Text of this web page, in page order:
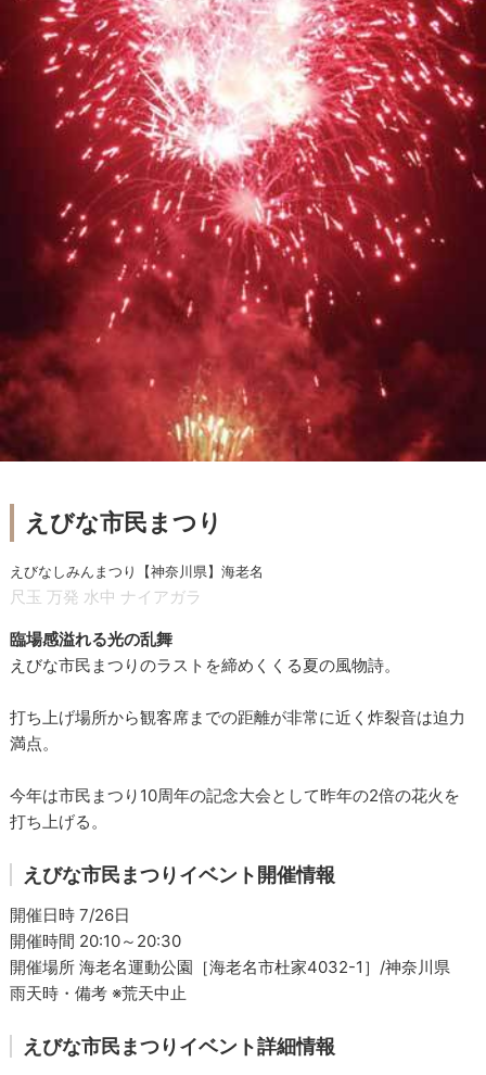
えびな市民まつり
えびなしみんまつり【神奈川県】海老名
尺玉 万発 水中 ナイアガラ
臨場感溢れる光の乱舞
えびな市民まつりのラストを締めくくる夏の風物詩。
打ち上げ場所から観客席までの距離が非常に近く炸裂音は迫力
満点。
今年は市民まつり10周年の記念大会として昨年の2倍の花火を
打ち上げる。
えびな市民まつりイベント開催情報
開催日時 7/26日
開催時間 20:10～20:30
開催場所 海老名運動公園［海老名市杜家4032-1］/神奈川県
雨天時・備考 ※荒天中止
えびな市民まつりイベント詳細情報